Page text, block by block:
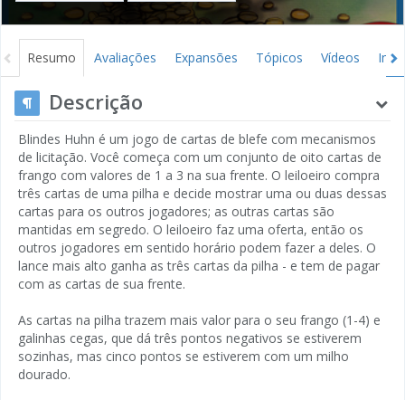
Resumo Avaliações Expansões Tópicos Vídeos
Gráficos Créditos
Descrição
Blindes Huhn é um jogo de cartas de blefe com mecanismos
de licitação. Você começa com um conjunto de oito cartas de
frango com valores de 1 a 3 na sua frente. O leiloeiro compra
três cartas de uma pilha e decide mostrar uma ou duas dessas
cartas para os outros jogadores; as outras cartas são
mantidas em segredo. O leiloeiro faz uma oferta, então os
outros jogadores em sentido horário podem fazer a deles. O
lance mais alto ganha as três cartas da pilha - e tem de pagar
com as cartas de sua frente.
As cartas na pilha trazem mais valor para o seu frango (1-4) e
galinhas cegas, que dá três pontos negativos se estiverem
sozinhas, mas cinco pontos se estiverem com um milho
dourado.